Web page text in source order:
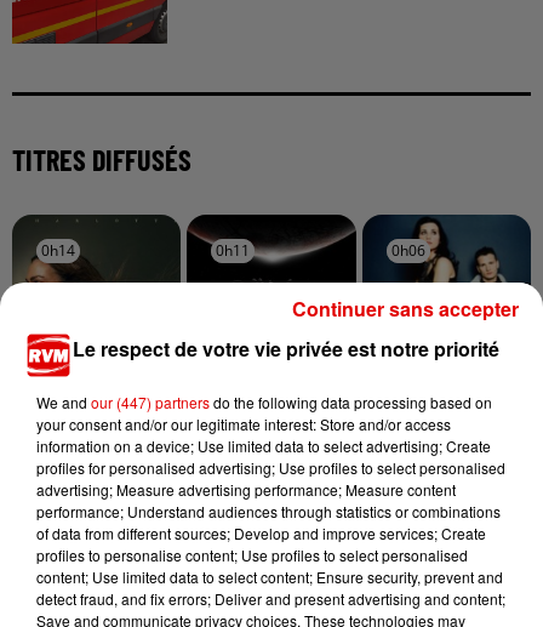
TITRES DIFFUSÉS
0h14
0h14
VITAA
Ca Fait Mal
0h11
0h11
MUSE
Nightshift
Superstar
0h06
0h06
DHT
Listen To Your
Heart
Le respect de votre vie privée est notre priorité
We and our (447) partnersdo the following data processing based on
your consent and/or our legitimate interest: Store and/or access
information on a device; Use limited data to select advertising; Create
profiles for personalised advertising; Use profiles to select personalised
advertising; Measure advertising performance; Measure content
performance; Understand audiences through statistics or combinations
of data from different sources; Develop and improve services; Create
profiles to personalise content; Use profiles to select personalised
content; Use limited data to select content; Ensure security, prevent and
detect fraud, and fix errors; Deliver and present advertising and content;
Save and communicate privacy choices. These technologies may
Continuer sans accepter